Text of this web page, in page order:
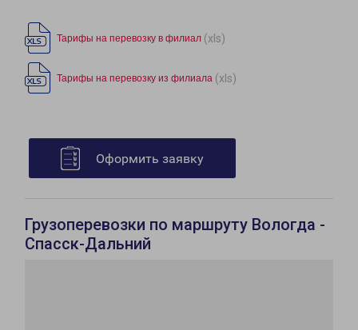
Тарифы на перевозку в филиал (xls)
Тарифы на перевозку из филиала (xls)
Оформить заявку
Грузоперевозки по маршруту Вологда -
Спасск-Дальний